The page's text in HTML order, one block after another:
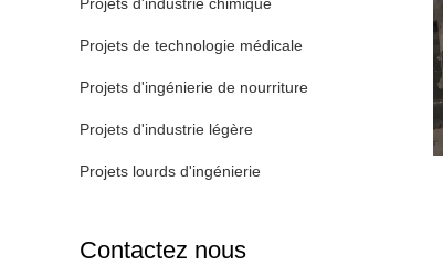
Projets de technologie médicale
Projets d'ingénierie de nourriture
Projets d'industrie légère
Projets lourds d'ingénierie
Contactez nous